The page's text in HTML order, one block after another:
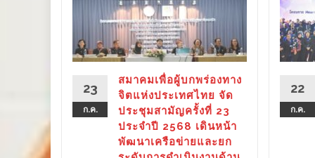
23
ก.ค.
สมาคมเพื่อผู้บกพร่องทาง
จิตแห่งประเทศไทย จัด
ประชุมสามัญครั้งที่ 23
ประจำปี 2568 เดินหน้า
พัฒนาเครือข่ายและยก
22
ก.ค.